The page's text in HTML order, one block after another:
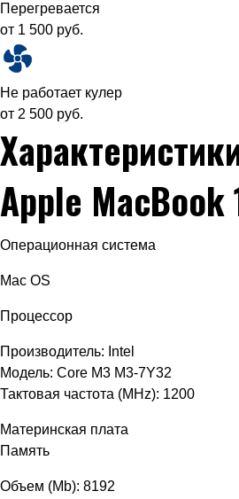
Перегревается
от 1 500 руб.
Не работает кулер
от 2 500 руб.
Apple MacBook
Операционная система
Mac OS
Процессор
Производитель: Intel
Модель: Core M3 M3-7Y32
Тактовая частота (MHz): 1200
Материнская плата
Память
Объем (Mb): 8192